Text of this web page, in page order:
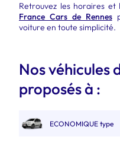
Retrouvez les horaires et
France Cars de Rennes
voiture en toute simplicité.
Nos véhicules
proposés à :
ECONOMIQUE type